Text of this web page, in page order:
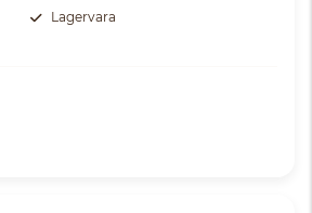
Lagervara